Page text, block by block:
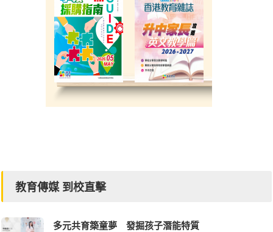
教育傳媒 到校直擊
多元共育築童夢 發掘孩子潛能特質